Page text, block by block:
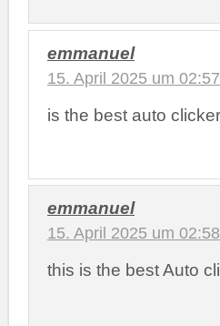
emmanuel
15. April 2025 um
is the best auto
emmanuel
15. April 2025 um
this is the best Auto